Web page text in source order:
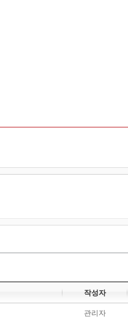
작성자
관리자